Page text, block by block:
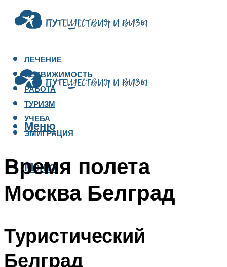
ЛЕЧЕНИЕ
НЕДВИЖИМОСТЬ
РАБОТА
ТУРИЗМ
УЧЕБА
ЭМИГРАЦИЯ
Меню
Меню
Время полета
Москва Белград
Туристический
Белград